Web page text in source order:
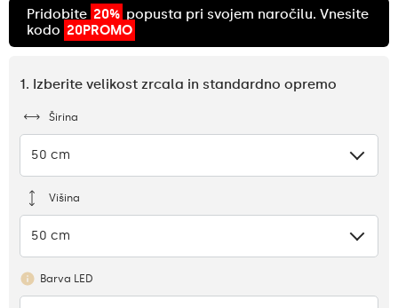
Pridobite 20% popusta pri svojem naročilu. Vnesite
kodo 20PROMO
1. Izberite velikost zrcala in standardno opremo
Širina
50 cm
Višina
50 cm
Barva LED